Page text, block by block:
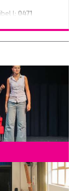
l: 0471